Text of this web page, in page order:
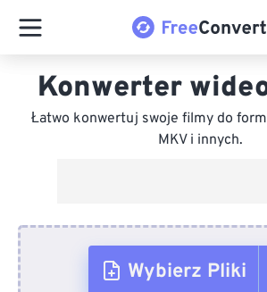
Konwerter
Łatwo konwertuj swoje filmy do
MKV i innych.
Wybierz Pliki